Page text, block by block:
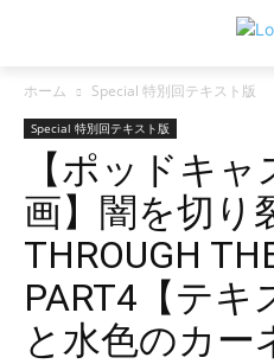
ホーム Special 特別回テキスト版
Special 特別回テキスト版
【ポッドキ
画】闇を切り
THROUGH
PART4【テキ
と水色のカー